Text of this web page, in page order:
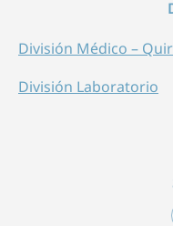
División Médico –
División Laboratorio